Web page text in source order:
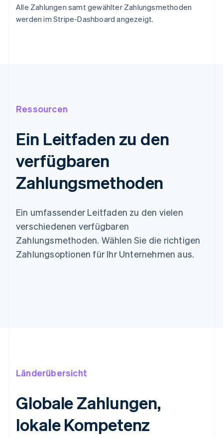
Alle Zahlungen samt gewählter Zahlungsmethoden
werden im Stripe-Dashboard angezeigt.
Ressourcen
Ein Leitfaden zu den
verfügbaren
Zahlungsmethoden
Ein umfassender Leitfaden zu den vielen
verschiedenen verfügbaren
Zahlungsmethoden. Wählen Sie die richtigen
Zahlungsoptionen für Ihr Unternehmen aus.
Länderübersicht
Globale Zahlungen,
lokale Kompetenz